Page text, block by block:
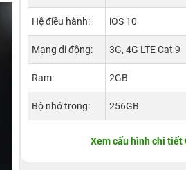
Hệ điều hành: iOS 10
Mạng di động: 3G, 4G LTE Cat 9
Ram: 2GB
Bộ nhớ trong: 256GB
Xem cấu hình chi tiết